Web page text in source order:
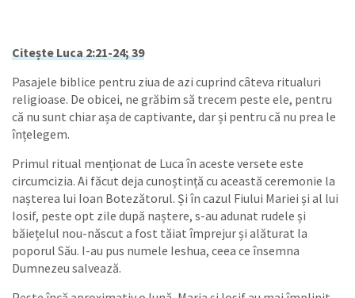
Citește Luca 2:21-24; 39
Pasajele biblice pentru ziua de azi cuprind câteva ritualuri
religioase. De obicei, ne grăbim să trecem peste ele, pentru
că nu sunt chiar așa de captivante, dar și pentru că nu prea le
înțelegem.
Primul ritual menționat de Luca în aceste versete este
circumcizia. Ai făcut deja cunoștință cu această ceremonie la
nașterea lui Ioan Botezătorul. Și în cazul Fiului Mariei și al lui
Iosif, peste opt zile după naștere, s-au adunat rudele și
băiețelul nou-născut a fost tăiat împrejur și alăturat la
poporul Său. I-au pus numele Ieshua, ceea ce însemna
Dumnezeu salvează.